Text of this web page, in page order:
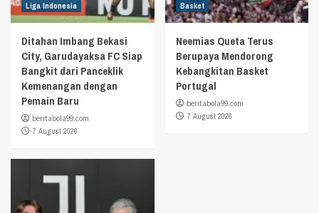
Liga Indonesia
Ditahan Imbang Bekasi
City, Garudayaksa FC Siap
Bangkit dari Panceklik
Kemenangan dengan
Pemain Baru
beritabola99.com
7 August 2026
Basket
Neemias Queta Terus
Berupaya Mendorong
Kebangkitan Basket
Portugal
beritabola99.com
7 August 2026